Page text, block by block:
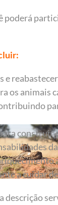
poderá
os animais
construir
a cuidar